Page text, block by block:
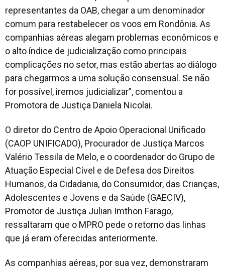
representantes da OAB, chegar a um denominador
comum para restabelecer os voos em Rondônia. As
companhias aéreas alegam problemas econômicos e
o alto índice de judicialização como principais
complicações no setor, mas estão abertas ao diálogo
para chegarmos a uma solução consensual. Se não
for possível, iremos judicializar”, comentou a
Promotora de Justiça Daniela Nicolai.
O diretor do Centro de Apoio Operacional Unificado
(CAOP UNIFICADO), Procurador de Justiça Marcos
Valério Tessila de Melo, e o coordenador do Grupo de
Atuação Especial Cível e de Defesa dos Direitos
Humanos, da Cidadania, do Consumidor, das Crianças,
Adolescentes e Jovens e da Saúde (GAECIV),
Promotor de Justiça Julian Imthon Farago,
ressaltaram que o MPRO pede o retorno das linhas
que já eram oferecidas anteriormente.
As companhias aéreas, por sua vez, demonstraram